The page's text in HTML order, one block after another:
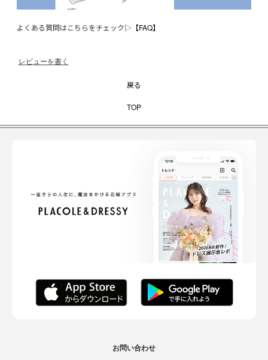
よくある質問はこちらをチェック▷ 【FAQ】
レビューを書く
戻る
TOP
お問い合わせ